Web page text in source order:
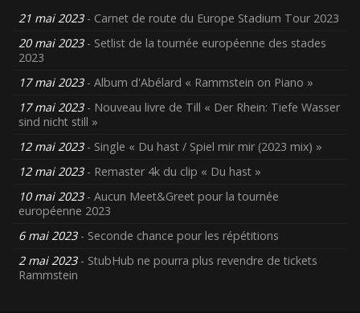
21 mai 2023- Carnet de route du Europe Stadium Tour 2023
20 mai 2023- Setlist de la tournée européenne des stades
2023
17 mai 2023- Album d'Abélard « Rammstein on Piano »
17 mai 2023- Nouveau livre de Till « Der Rhein: Tiefe Wasser
sind nicht still »
12 mai 2023- Single « Du hast / Spiel mir mir (2023 mix) »
12 mai 2023- Remaster 4k du clip « Du hast »
10 mai 2023- Aucun Meet&Greet pour la tournée
européenne 2023
6 mai 2023- Seconde chance pour les répétitions
2 mai 2023- StubHub ne pourra plus revendre de tickets
Rammstein